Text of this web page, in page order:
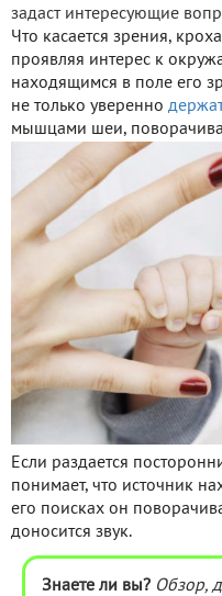
задаст интересующие
Что касается зрения,
проявляя интерес к
находящимся в поле его
не только уверенно
мышцами шеи,
Если раздается
понимает, что источник
его поисках он
доносится звук.
Знаете ли вы? Обзор,